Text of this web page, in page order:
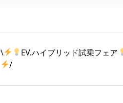
\
EV.ハイブリッド試乗フェア
/